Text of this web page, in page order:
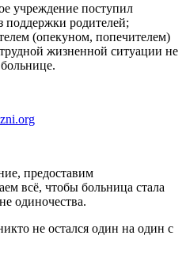
учреждение поступил
поддержки родителей;
(опекуном, попечителем)
жизненной ситуации не
предоставим
всё, чтобы больница стала
одиночества.
не остался один на один с